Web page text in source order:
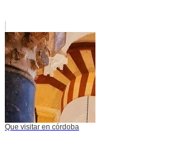
Que visitar en córdoba